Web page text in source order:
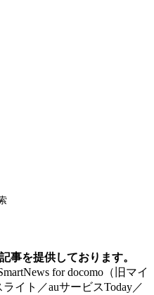
事を提供しております。
for docomo（旧マイ
イト／auサービスToday／